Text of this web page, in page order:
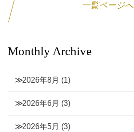
一覧ページへ
Monthly Archive
2026年8月 (1)
2026年6月 (3)
2026年5月 (3)